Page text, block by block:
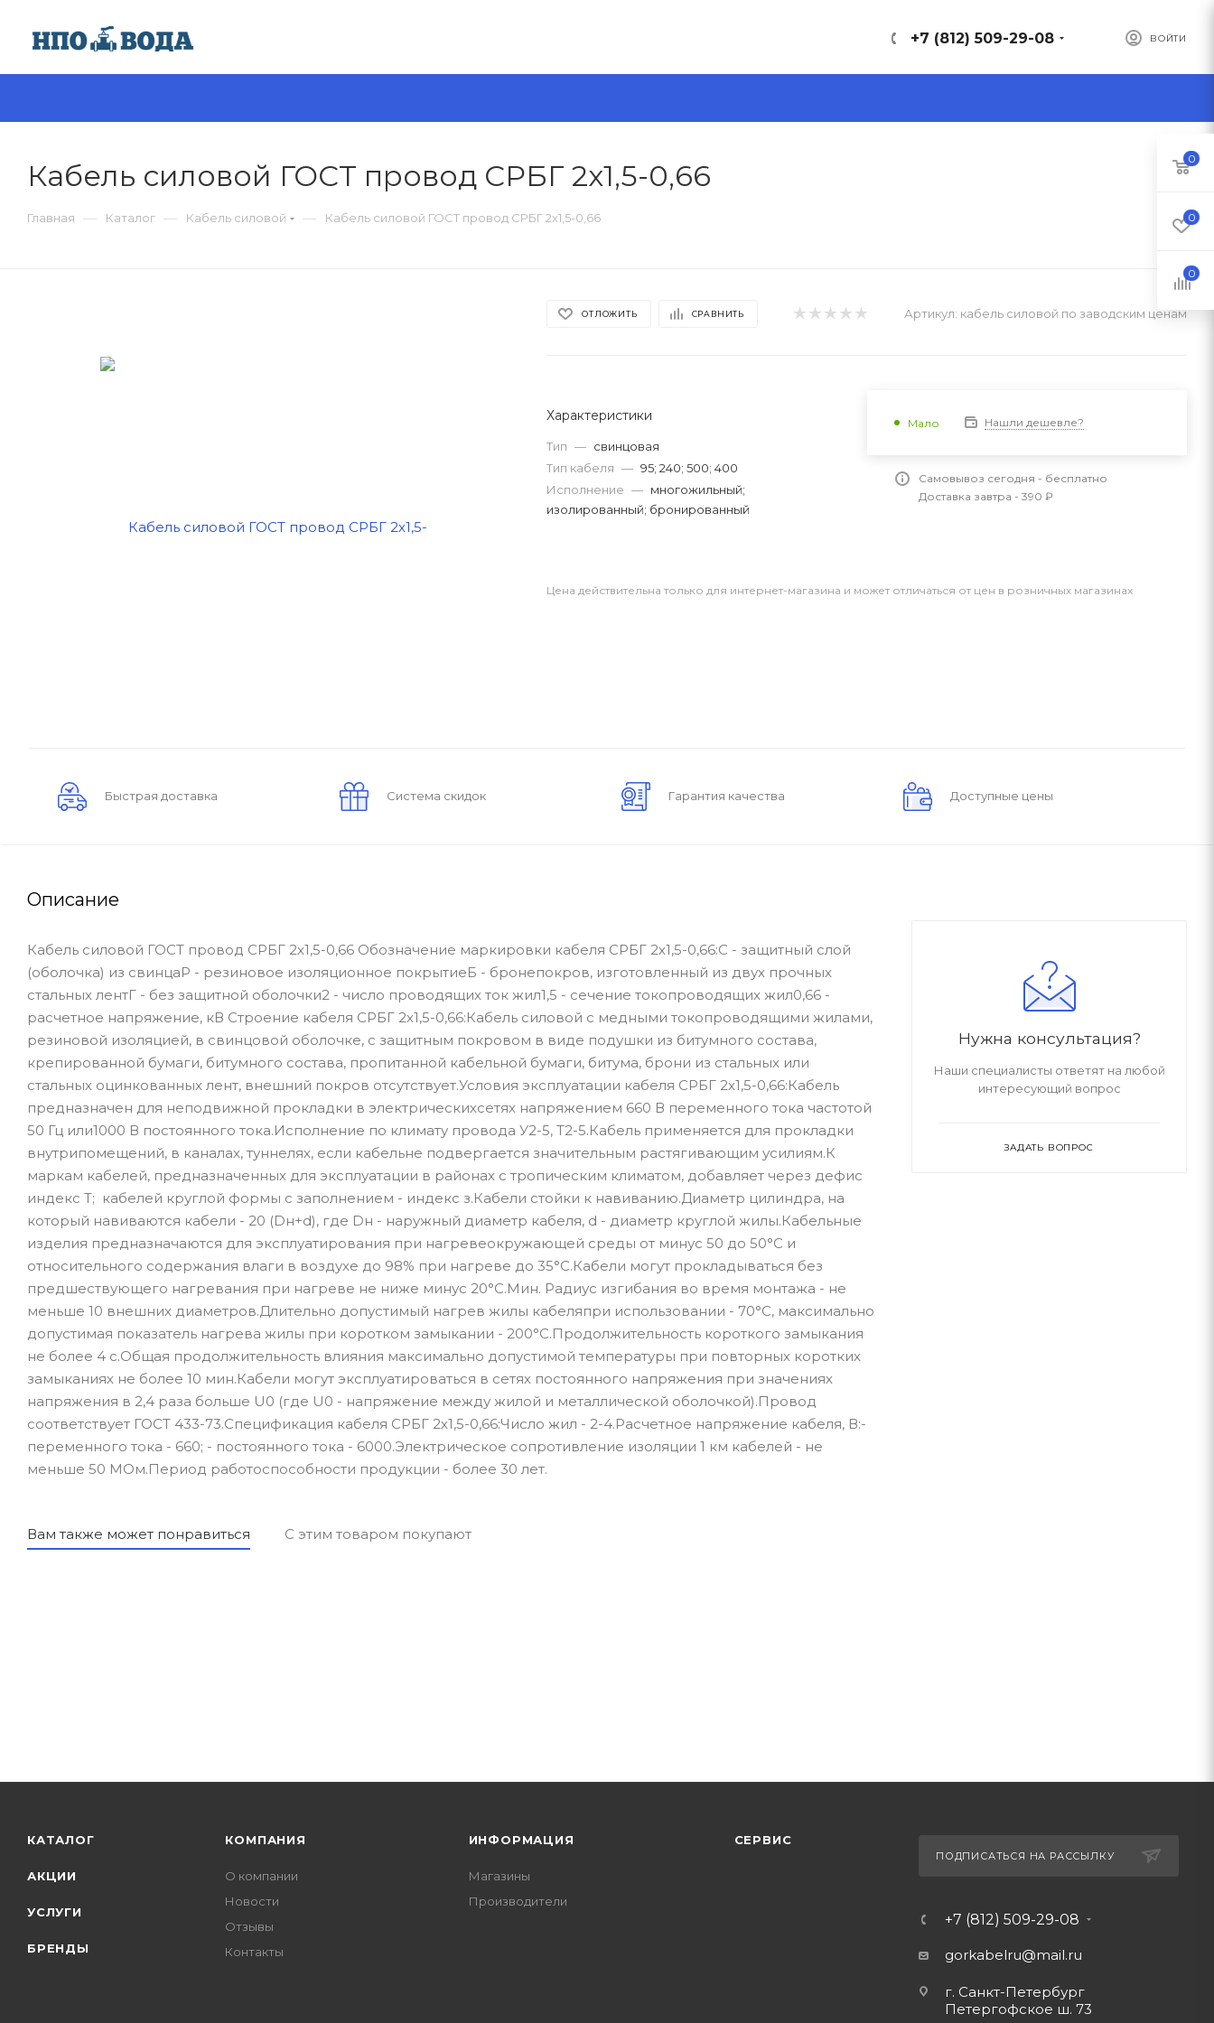
ВОЙТИ
+7 (812) 509-29-08
Кабель силовой ГОСТ провод СРБГ 2х1,5-0,66
Главная — Каталог — Кабель силовой — Кабель силовой ГОСТ провод СРБГ 2х1,5-0,66
ОТЛОЖИТЬ СРАВНИТЬ Артикул: кабель силовой по заводским ценам
Характеристики
Тип — свинцовая
Тип кабеля — 95; 240; 500; 400
Исполнение — многожильный;
изолированный; бронированный
Мало Нашли дешевле?
Самовывоз сегодня - бесплатно
Доставка завтра - 390 ₽
Цена действительна только для интернет-магазина и может отличаться от цен в розничных магазинах
Быстрая доставка Система скидок Гарантия качества Доступные цены
Описание
Кабель силовой ГОСТ провод СРБГ 2х1,5-0,66 Обозначение маркировки кабеля СРБГ 2х1,5-0,66:С - защитный слой
(оболочка) из свинцаР - резиновое изоляционное покрытиеБ - бронепокров, изготовленный из двух прочных
стальных лентГ - без защитной оболочки2 - число проводящих ток жил1,5 - сечение токопроводящих жил0,66 -
расчетное напряжение, кВ Строение кабеля СРБГ 2х1,5-0,66:Кабель силовой с медными токопроводящими жилами,
резиновой изоляцией, в свинцовой оболочке, с защитным покровом в виде подушки из битумного состава,
крепированной бумаги, битумного состава, пропитанной кабельной бумаги, битума, брони из стальных или
стальных оцинкованных лент, внешний покров отсутствует.Условия эксплуатации кабеля СРБГ 2х1,5-0,66:Кабель
предназначен для неподвижной прокладки в электрическихсетях напряжением 660 В переменного тока частотой
50 Гц или1000 В постоянного тока.Исполнение по климату провода У2-5, Т2-5.Кабель применяется для прокладки
внутрипомещений, в каналах, туннелях, если кабельне подвергается значительным растягивающим усилиям.К
маркам кабелей, предназначенных для эксплуатации в районах с тропическим климатом, добавляет через дефис
индекс Т; кабелей круглой формы с заполнением - индекс з.Кабели стойки к навиванию.Диаметр цилиндра, на
который навиваются кабели - 20 (Dн+d), где Dн - наружный диаметр кабеля, d - диаметр круглой жилы.Кабельные
изделия предназначаются для эксплуатирования при нагревеокружающей среды от минус 50 до 50°С и
относительного содержания влаги в воздухе до 98% при нагреве до 35°С.Кабели могут прокладываться без
предшествующего нагревания при нагреве не ниже минус 20°С.Мин. Радиус изгибания во время монтажа - не
меньше 10 внешних диаметров.Длительно допустимый нагрев жилы кабеляпри использовании - 70°С, максимально
допустимая показатель нагрева жилы при коротком замыкании - 200°С.Продолжительность короткого замыкания
не более 4 с.Общая продолжительность влияния максимально допустимой температуры при повторных коротких
замыканиях не более 10 мин.Кабели могут эксплуатироваться в сетях постоянного напряжения при значениях
напряжения в 2,4 раза больше U0 (где U0 - напряжение между жилой и металлической оболочкой).Провод
соответствует ГОСТ 433-73.Спецификация кабеля СРБГ 2х1,5-0,66:Число жил - 2-4.Расчетное напряжение кабеля, В:-
переменного тока - 660; - постоянного тока - 6000.Электрическое сопротивление изоляции 1 км кабелей - не
меньше 50 МОм.Период работоспособности продукции - более 30 лет.
Вам также может понравиться С этим товаром покупают
Нужна консультация?
Наши специалисты ответят на любой
интересующий вопрос
ЗАДАТЬ ВОПРОС
КАТАЛОГ
АКЦИИ
УСЛУГИ
БРЕНДЫ
КОМПАНИЯ
О компании
Новости
Отзывы
Контакты
ИНФОРМАЦИЯ
Магазины
Производители
СЕРВИС
ПОДПИСАТЬСЯ НА РАССЫЛКУ
+7 (812) 509-29-08
gorkabelru@mail.ru
г. Санкт-Петербург
Петергофское ш. 73
0
0
0